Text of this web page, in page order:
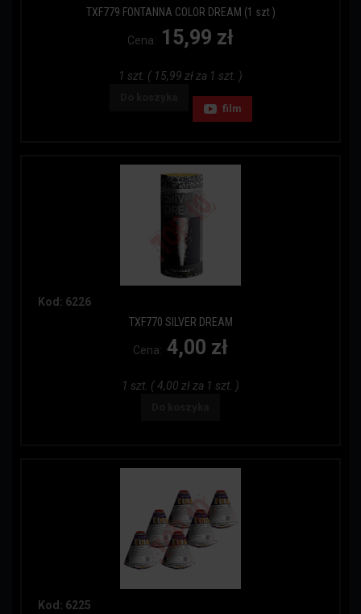
TXF779 FONTANNA COLOR DREAM (1 szt )
Cena: 15,99 zł
1 szt. ( 15,99 zł za 1 szt. )
film
Kod: 6226
TXF770 SILVER DREAM
Cena: 4,00 zł
1 szt. ( 4,00 zł za 1 szt. )
Kod: 6225